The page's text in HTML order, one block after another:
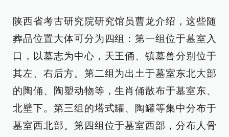
陕西省考古研究院研究馆员曹龙介绍，这些随
葬品位置大体可分为四组：第一组位于墓室入
口，以墓志为中心，天王俑、镇墓兽分别位于
其左、右后方。第二组为出土于墓室东北大部
的陶俑、陶塑动物等，生肖俑散布于墓室东、
北壁下。第三组的塔式罐、陶罐等集中分布于
墓室西北部。第四组位于墓室西部，分布人骨